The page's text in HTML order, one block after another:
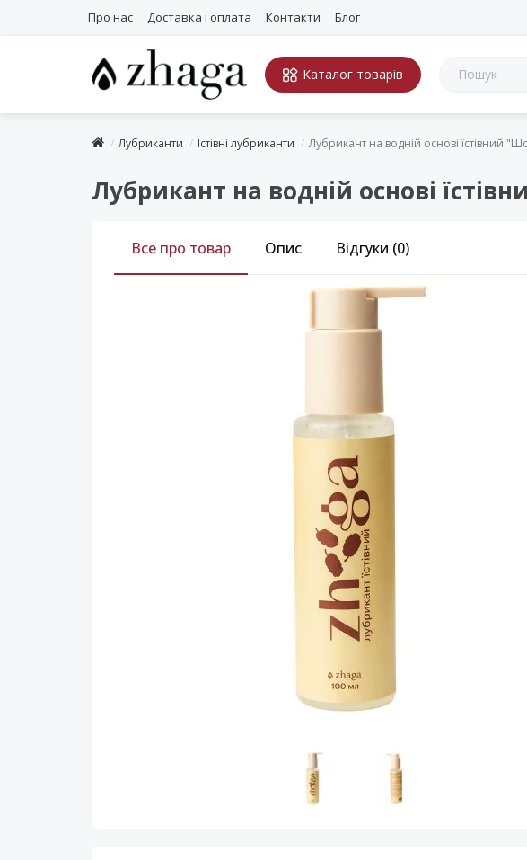
Про нас Доставка і оплата Контакти Блог
Каталог товарів
Лубриканти Їстівні лубриканти Лубрикант на водній основі їстівний
Лубрикант на водній основі
Все про товар Опис Відгуки (0)